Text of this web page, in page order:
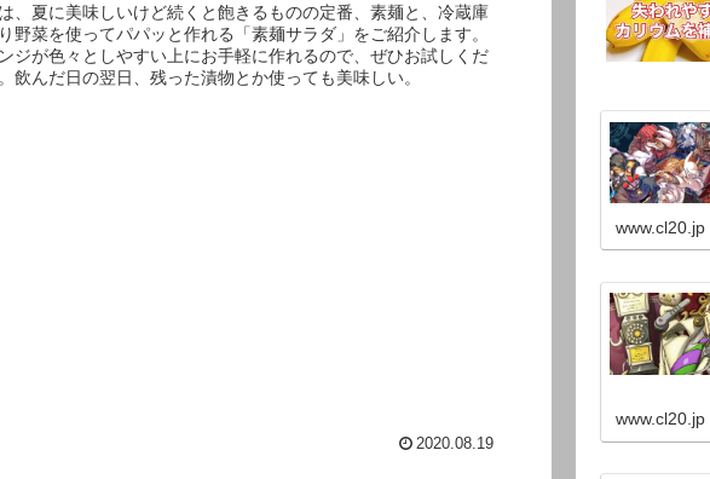
、夏に美味しいけど続くと飽きるものの定番、素麺と、冷蔵庫
野菜を使ってパパッと作れる「素麺サラダ」をご紹介します。
ジが色々としやすい上にお手軽に作れるので、ぜひお試しくだ
飲んだ日の翌日、残った漬物とか使っても美味しい。
2020.08.19
www.cl20.jp
www.cl20.jp